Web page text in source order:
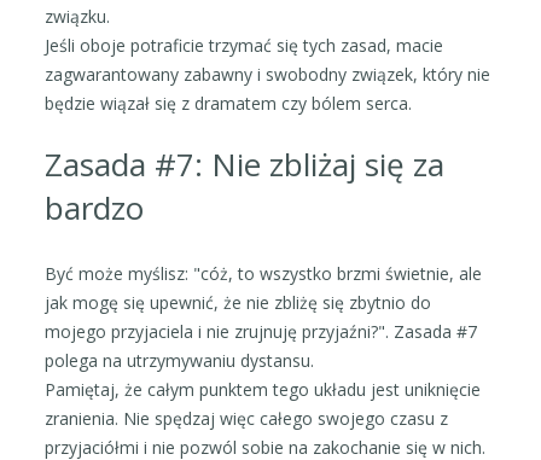
związku.
Jeśli oboje potraficie trzymać się tych zasad, macie
zagwarantowany zabawny i swobodny związek, który nie
będzie wiązał się z dramatem czy bólem serca.
Zasada #7: Nie zbliżaj się za
bardzo
Być może myślisz: "cóż, to wszystko brzmi świetnie, ale
jak mogę się upewnić, że nie zbliżę się zbytnio do
mojego przyjaciela i nie zrujnuję przyjaźni?". Zasada #7
polega na utrzymywaniu dystansu.
Pamiętaj, że całym punktem tego układu jest uniknięcie
zranienia. Nie spędzaj więc całego swojego czasu z
przyjaciółmi i nie pozwól sobie na zakochanie się w nich.